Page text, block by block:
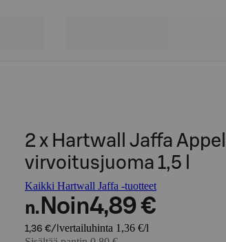
2 x Hartwall Jaffa
virvoitusjuoma 1,5 l
Kaikki Hartwall Jaffa -tuotteet
n. Noin4,89 €
1,36 €/l vertailuhinta 1,36 €/l